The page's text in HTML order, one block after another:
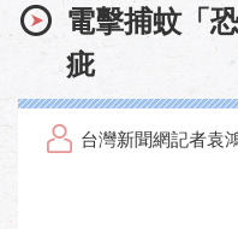
電擊捕蚊「
疵
台灣新聞網記者袁